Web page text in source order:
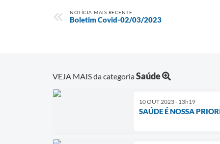
NOTÍCIA MAIS RECENTE
Boletim Covid-02/03/2023
VEJA MAIS da categoriaSaúde
10 OUT 2023 - 13h19
SAÚDE É NOSSA